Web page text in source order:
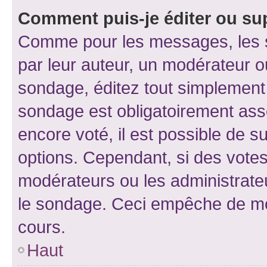
Comment puis-je éditer ou
Comme pour les messages,
par leur auteur, un modérateur
sondage, éditez tout
sondage est obligatoirement
encore voté, il est possible de
options. Cependant, si des
modérateurs ou les
le sondage. Ceci empêche de
cours.
Haut